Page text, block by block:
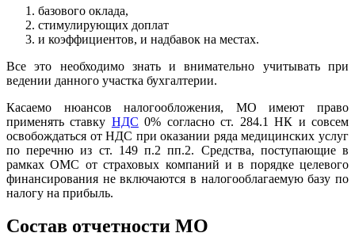
базового оклада,
стимулирующих доплат
и коэффициентов, и надбавок на местах.
Все это необходимо знать и внимательно учитывать при
ведении данного участка бухгалтерии.
Касаемо нюансов налогообложения, МО имеют право
применять ставку НДС 0% согласно ст. 284.1 НК и совсем
освобождаться от НДС при оказании ряда медицинских услуг
по перечню из ст. 149 п.2 пп.2. Средства, поступающие в
рамках ОМС от страховых компаний и в порядке целевого
финансирования не включаются в налогооблагаемую базу по
налогу на прибыль.
Состав отчетности МО